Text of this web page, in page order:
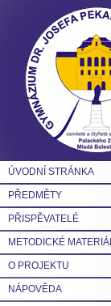
ÚVODNÍ STRÁNKA
PŘEDMĚTY
PŘISPĚVATELÉ
METODICKÉ
O PROJEKTU
NÁPOVĚDA